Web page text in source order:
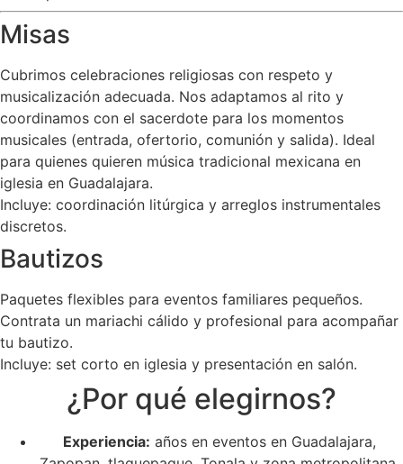
Misas
Cubrimos celebraciones religiosas con respeto y
musicalización adecuada. Nos adaptamos al rito y
coordinamos con el sacerdote para los momentos
musicales (entrada, ofertorio, comunión y salida). Ideal
para quienes quieren música tradicional mexicana en
iglesia en Guadalajara.
Incluye: coordinación litúrgica y arreglos instrumentales
discretos.
Bautizos
Paquetes flexibles para eventos familiares pequeños.
Contrata un mariachi cálido y profesional para acompañar
tu bautizo.
Incluye: set corto en iglesia y presentación en salón.
¿Por qué elegirnos?
Experiencia: años en eventos en Guadalajara,